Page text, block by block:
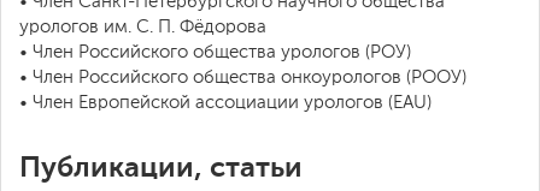
урологов им. С. П. Фёдорова
• Член Российского общества урологов (РОУ)
• Член Российского общества онкоурологов (РООУ)
• Член Европейской ассоциации урологов (EAU)
Публикации, статьи